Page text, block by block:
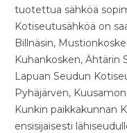
tuotettua sähköä
Kotiseutusähköä on
Billnäsin,
Kuhankosken, Ähtärin
Lapuan Seudun
Pyhäjärven,
Kunkin paikkakunnan
ensisijaisesti